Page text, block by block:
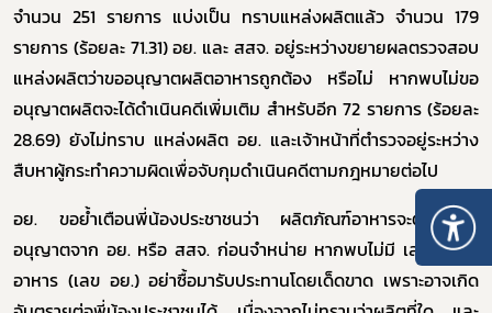
จำนวน 251 รายการ แบ่งเป็น ทราบแหล่งผลิตแล้ว จำนวน 179
รายการ (ร้อยละ 71.31) อย. และ สสจ. อยู่ระหว่างขยายผลตรวจสอบ
แหล่งผลิตว่าขออนุญาตผลิตอาหารถูกต้อง หรือไม่ หากพบไม่ขอ
อนุญาตผลิตจะได้ดำเนินคดีเพิ่มเติม สำหรับอีก 72 รายการ (ร้อยละ
28.69) ยังไม่ทราบ แหล่งผลิต อย. และเจ้าหน้าที่ตำรวจอยู่ระหว่าง
สืบหาผู้กระทำความผิดเพื่อจับกุมดำเนินคดีตามกฎหมายต่อไป
อย. ขอย้ำเตือนพี่น้องประชาชนว่า ผลิตภัณฑ์อาหารจะต้องได้รับ
อนุญาตจาก อย. หรือ สสจ. ก่อนจำหน่าย หากพบไม่มี เลขสารบบ
อาหาร (เลข อย.) อย่าซื้อมารับประทานโดยเด็ดขาด เพราะอาจเกิด